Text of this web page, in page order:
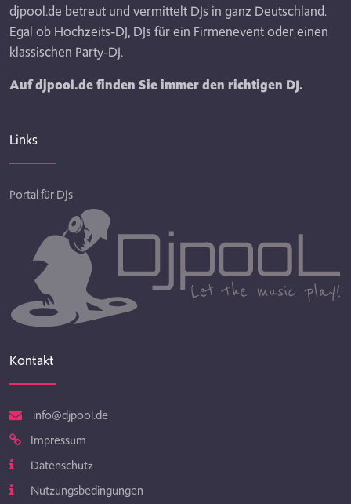
djpool.de betreut und vermittelt DJs in ganz Deutschland.
Egal ob Hochzeits-DJ, DJs für ein Firmenevent oder einen
klassischen Party-DJ.
Auf djpool.de finden Sie immer den richtigen DJ.
Links
Portal für DJs
Kontakt
info@djpool.de
Impressum
Datenschutz
Nutzungsbedingungen